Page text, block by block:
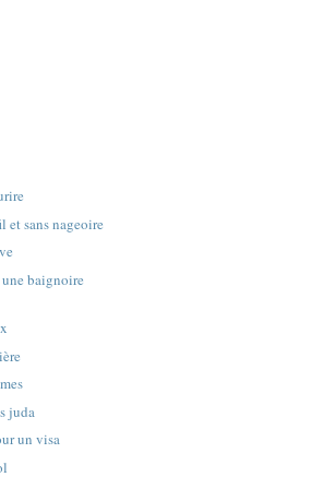
et sans nageoire
baignoire
juda
un visa